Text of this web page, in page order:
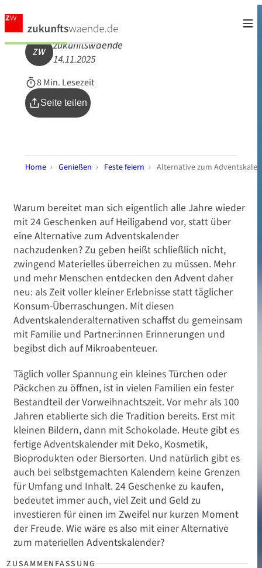
ZW
zukunftswaende
14.11.2025
8 Min. Lesezeit
Seite teilen
Home › Genießen › Feste feiern › Alternative zum
Warum bereitet man sich eigentlich alle Jahre wieder
mit 24 Geschenken auf Heiligabend vor, statt über
eine Alternative zum Adventskalender
nachzudenken? Zu geben heißt schließlich nicht,
zwingend Materielles überreichen zu müssen. Mehr
und mehr Menschen entdecken den Advent daher
neu: als Zeit voller kleiner Erlebnisse statt täglicher
Konsum-Überraschungen. Mit diesen
Adventskalenderalternativen schaffst du gemeinsam
mit Familie und Partner:innen Erinnerungen und
begibst dich auf Mikroabenteuer.
Täglich voller Spannung ein kleines Türchen oder
Päckchen zu öffnen, ist in vielen Familien ein fester
Bestandteil der Vorweihnachtszeit. Vor mehr als 100
Jahren etablierte sich die Tradition bereits. Erst mit
kleinen Bildern, dann mit Schokolade. Heute gibt es
fertige Adventskalender mit Deko, Kosmetik,
Bioprodukten oder Biersorten. Und natürlich gibt es
auch bei selbstgemachten Kalendern keine Grenzen
für Umfang und Inhalt. 24 Geschenke zu kaufen,
bedeutet immer auch, viel Zeit und Geld zu
investieren für einen im Zweifel nur kurzen Moment
der Freude. Wie wäre es also mit einer Alternative
zum materiellen Adventskalender?